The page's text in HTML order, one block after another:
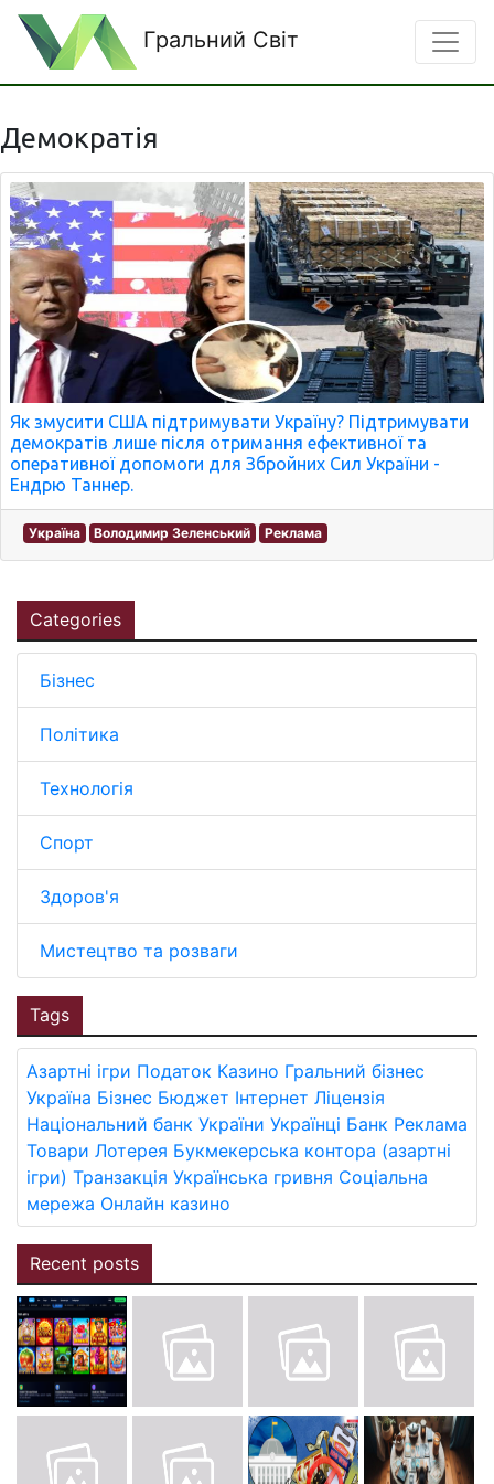
Гральний Світ
Демократія
Як змусити США підтримувати Україну? Підтримувати
демократів лише після отримання ефективної та
оперативної допомоги для Збройних Сил України -
Ендрю Таннер.
Україна Володимир Зеленський Реклама
Categories
Бізнес
Політика
Технологія
Спорт
Здоров'я
Мистецтво та розваги
Tags
Азартні ігри Податок Казино Гральний бізнес
Україна Бізнес Бюджет Інтернет Ліцензія
Національний банк України Українці Банк Реклама
Товари Лотерея Букмекерська контора (азартні
ігри) Транзакція Українська гривня Соціальна
мережа Онлайн казино
Recent posts